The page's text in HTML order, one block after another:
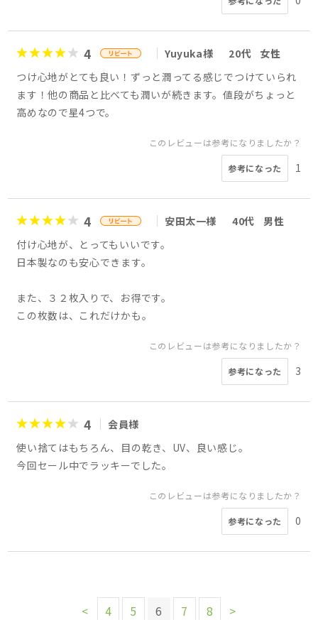
4 Yuyuka様 20代
女性
つけ心地がとても良い！ずっと潤ってる感じでつけていられ
ます！他の商品と比べても潤いが続きます。値段がちょっと
高めなので星4つで。
このレビューは参考になりましたか？
参考になった 1
4 安田太一様 40代
男性
付け心地が、とってもいいです。
日本製なのも安心できます。
また、３２枚入りで、お得です。
この枚数は、これだけかも。
このレビューは参考になりましたか？
参考になった 3
4
会員様
使い捨てはもちろん、目の乾き、UV、良い感じ。
今回セール中でラッキーでした。
このレビューは参考になりましたか？
参考になった 0
< 4 5 6 7 8 >